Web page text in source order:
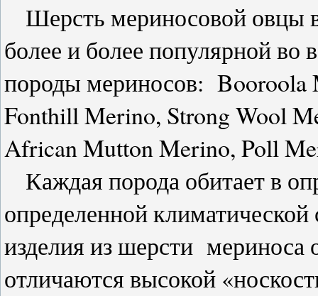
Шерсть мериносовой овцы
более и более популярной
породы мериносов:
Fonthill Merino, Strong Wool
African Mutton Merino, Poll
Каждая порода обитает в
определенной
изделия из шерсти
отличаются высокой